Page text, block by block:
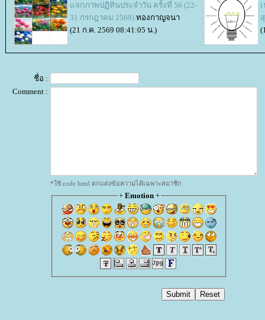
จกภาพปฏิทินประจำวัน ครั้งที่ 56 (22-
31 กรกฎาคม 2569) ทองกาญจนา
(21 ก.ค. 2569 08:41:05 น.)
ชื่อ :
Comment :
*ใช้ code html ตกแต่งข้อความได้เฉพาะสมาชิก
+ Emotion+